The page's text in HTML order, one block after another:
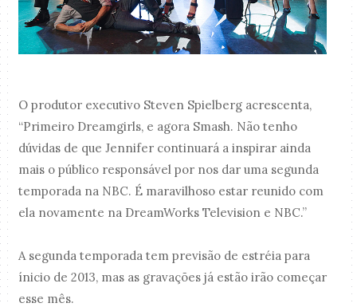
O produtor executivo Steven Spielberg acrescenta,
“Primeiro Dreamgirls, e agora Smash. Não tenho
dúvidas de que Jennifer continuará a inspirar ainda
mais o público responsável por nos dar uma segunda
temporada na NBC. É maravilhoso estar reunido com
ela novamente na DreamWorks Television e NBC.”
A segunda temporada tem previsão de estréia para
ínicio de 2013, mas as gravações já estão irão começar
esse mês.